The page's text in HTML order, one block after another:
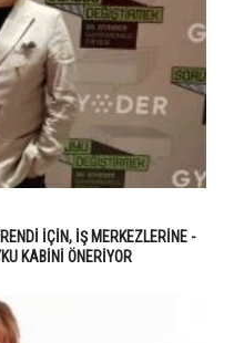
İÇİN, İŞ MERKEZLERİNE -
KABİNİ ÖNERİYOR